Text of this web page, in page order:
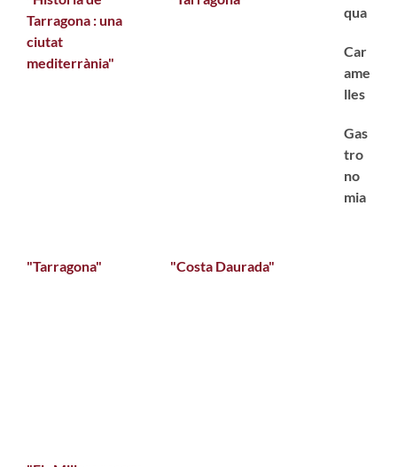
Tarragona : una
ciutat
mediterrània"
"Tarragona" "Costa Daurada"
qua
Car
ame
lles
Gas
tro
no
mia